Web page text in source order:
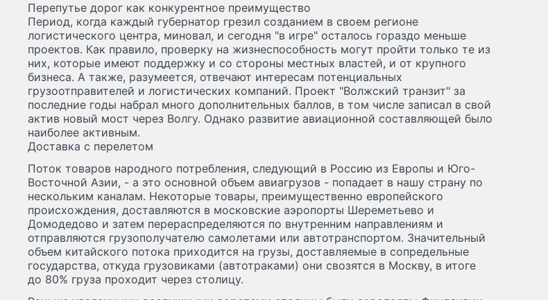
Перепутье дорог как конкурентное преимущество
Период, когда каждый губернатор грезил созданием в своем регионе
логистического центра, миновал, и сегодня "в игре" осталось гораздо меньше
проектов. Как правило, проверку на жизнеспособность могут пройти только те из
них, которые имеют поддержку и со стороны местных властей, и от крупного
бизнеса. А также, разумеется, отвечают интересам потенциальных
грузоотправителей и логистических компаний. Проект "Волжский транзит" за
последние годы набрал много дополнительных баллов, в том числе записал в свой
актив новый мост через Волгу. Однако развитие авиационной составляющей было
наиболее активным.
Доставка с перелетом
Поток товаров народного потребления, следующий в Россию из Европы и Юго-
Восточной Азии, - а это основной объем авиагрузов - попадает в нашу страну по
нескольким каналам. Некоторые товары, преимущественно европейского
происхождения, доставляются в московские аэропорты Шереметьево и
Домодедово и затем перераспределяются по внутренним направлениям и
отправляются грузополучателю самолетами или автотранспортом. Значительный
объем китайского потока приходится на грузы, доставляемые в сопредельные
государства, откуда грузовиками (автотраками) они свозятся в Москву, в итоге
до 80% груза проходит через столицу.